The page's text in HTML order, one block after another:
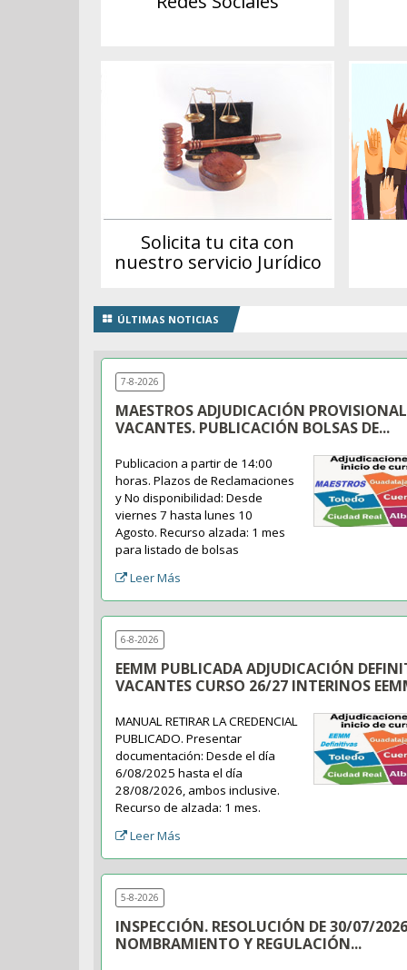
Solicita tu cita con
nuestro servicio Jurídico
ÚLTIMAS NOTICIAS
7-8-2026
MAESTROS ADJUDICACIÓN
VACANTES. PUBLICACIÓN BOLSAS DE...
Publicacion a partir de 14:00
horas. Plazos de Reclamaciones
y No disponibilidad: Desde
viernes 7 hasta lunes 10
Agosto. Recurso alzada: 1 mes
para listado de bolsas
Leer Más
6-8-2026
EEMM PUBLICADA ADJUDICACIÓN
VACANTES CURSO 26/27 INTERINOS
MANUAL RETIRAR LA CREDENCIAL
PUBLICADO. Presentar
documentación: Desde el día
6/08/2025 hasta el día
28/08/2026, ambos inclusive.
Recurso de alzada: 1 mes.
Leer Más
5-8-2026
INSPECCIÓN. RESOLUCIÓN DE 30/07/
NOMBRAMIENTO Y REGULACIÓN...